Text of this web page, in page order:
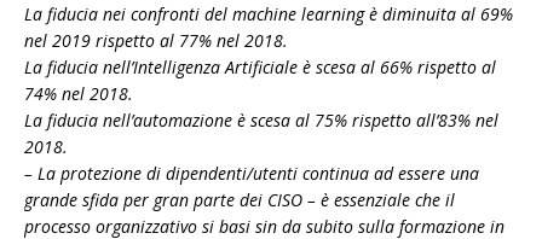
La fiducia nei confronti del machine learning è diminuita al 69%
nel 2019 rispetto al 77% nel 2018.
La fiducia nell’Intelligenza Artificiale è scesa al 66% rispetto al
74% nel 2018.
La fiducia nell’automazione è scesa al 75% rispetto all’83% nel
2018.
– La protezione di dipendenti/utenti continua ad essere una
grande sfida per gran parte dei CISO – è essenziale che il
processo organizzativo si basi sin da subito sulla formazione in